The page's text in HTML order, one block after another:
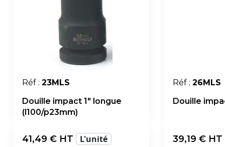
Réf : 23MLS
Douille impact 1" longue
(l100/p23mm)
41,49 € HT L'unité
Réf : 26MLS
Douille
39,19 € HT